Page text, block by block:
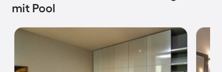
mit Pool